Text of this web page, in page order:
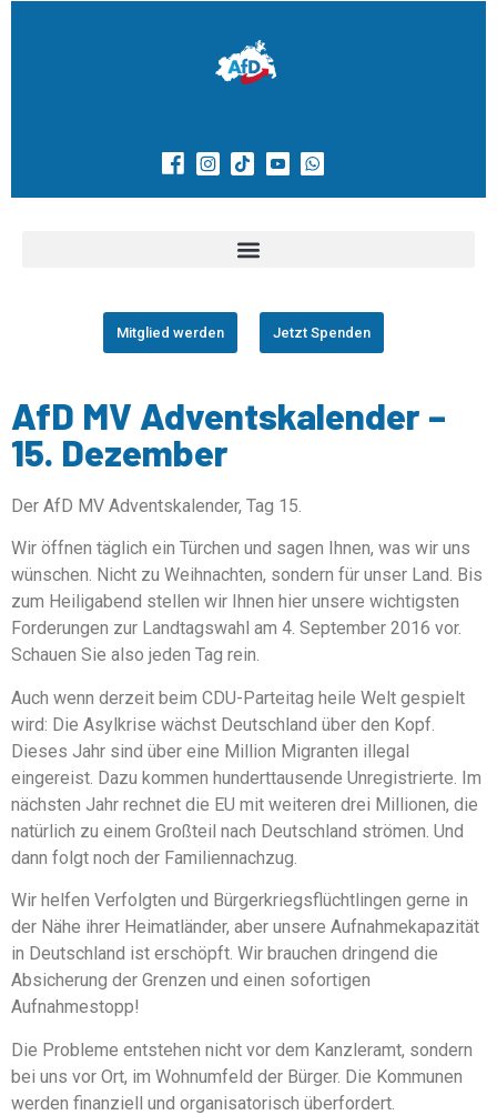
Mitglied werden Jetzt Spenden
AfD MV Adventskalender –
15. Dezember
Der AfD MV Adventskalender, Tag 15.
Wir öffnen täglich ein Türchen und sagen Ihnen, was wir uns
wünschen. Nicht zu Weihnachten, sondern für unser Land. Bis
zum Heiligabend stellen wir Ihnen hier unsere wichtigsten
Forderungen zur Landtagswahl am 4. September 2016 vor.
Schauen Sie also jeden Tag rein.
Auch wenn derzeit beim CDU-Parteitag heile Welt gespielt
wird: Die Asylkrise wächst Deutschland über den Kopf.
Dieses Jahr sind über eine Million Migranten illegal
eingereist. Dazu kommen hunderttausende Unregistrierte. Im
nächsten Jahr rechnet die EU mit weiteren drei Millionen, die
natürlich zu einem Großteil nach Deutschland strömen. Und
dann folgt noch der Familiennachzug.
Wir helfen Verfolgten und Bürgerkriegsflüchtlingen gerne in
der Nähe ihrer Heimatländer, aber unsere Aufnahmekapazität
in Deutschland ist erschöpft. Wir brauchen dringend die
Absicherung der Grenzen und einen sofortigen
Aufnahmestopp!
Die Probleme entstehen nicht vor dem Kanzleramt, sondern
bei uns vor Ort, im Wohnumfeld der Bürger. Die Kommunen
werden finanziell und organisatorisch überfordert.